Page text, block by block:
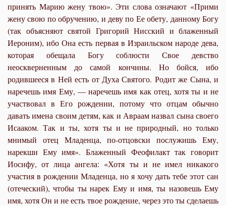
принять Марию жену твою». Эти слова означают «Прими
жену свою по обручению, и деву по Ее обету, данному Богу
(так объясняют святой Григорий Нисский и блаженный
Иероним), ибо Она есть первая в Израильском народе дева,
которая обещала Богу соблюсти Свое девство
неоскверненным до самой кончины. Но бойся, ибо
родившееся в Ней есть от Духа Святого. Родит же Сына, и
наречешь имя Ему, — наречешь имя как отец, хотя ты и не
участвовал в Его рождении, потому что отцам обычно
давать имена своим детям, как и Авраам назвал сына своего
Исааком. Так и ты, хотя ты и не природный, но только
мнимый отец Младенца, по-отцовски послужишь Ему,
нарекши Ему имя». Блаженный Феофилакт так говорит
Иосифу, от лица ангела: «Хотя ты и не имел никакого
участия в рождении Младенца, но я хочу дать тебе этот сан
(отеческий), чтобы ты нарек Ему и имя, ты назовешь Ему
имя, хотя Он и не есть твое рождение, через это ты сделаешь